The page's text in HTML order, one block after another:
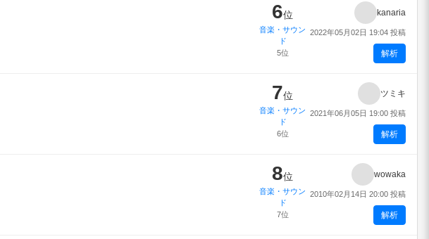
6位
音楽・サウン
ド
5位
kanaria
2022年05月02日 19:04 投稿
解析
7位
音楽・サウン
ド
6位
ツミキ
2021年06月05日 19:00 投稿
解析
8位
音楽・サウン
ド
7位
wowaka
2010年02月14日 20:00 投稿
解析